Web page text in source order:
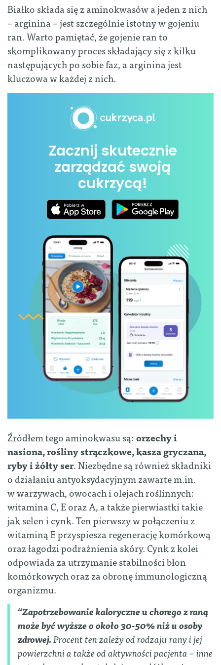
Białko składa się z aminokwasów a jeden z nich
– arginina – jest szczególnie istotny w gojeniu
ran. Warto pamiętać, że gojenie ran to
skomplikowany proces składający się z kilku
następujących po sobie faz, a arginina jest
kluczowa w każdej z nich.
Zacznij skutecznie
zarządzać swoją
cukrzycą!
Źródłem tego aminokwasu są:orzechy i
nasiona, rośliny strączkowe, kasza gryczana,
ryby i żółty ser. Niezbędne są również składniki
o działaniu antyoksydacyjnym zawarte m.in.
w warzywach, owocach i olejach roślinnych:
witamina C, E oraz A, a także pierwiastki takie
jak selen i cynk. Ten pierwszy w połączeniu z
witaminą E przyspiesza regenerację komórkową
oraz łagodzi podrażnienia skóry. Cynk z kolei
odpowiada za utrzymanie stabilności błon
komórkowych oraz za obronę immunologiczną
organizmu.
“Zapotrzebowanie kaloryczne u chorego z raną
może być wyższe o około 30-50% niż u osoby
zdrowej.Procent ten zależy od rodzaju rany i jej
powierzchni a także od aktywności pacjenta – inne